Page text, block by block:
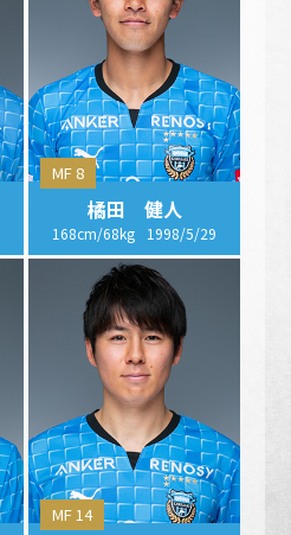
MF 8
橘田 健人
168cm/68kg 1998/5/29
MF 14